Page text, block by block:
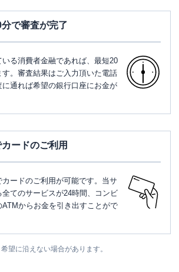
で審査が完了
る消費者金融であれば、最短20
。審査結果はご入力頂いた電話
通れば希望の銀行口座にお金が
ードのご利用
ードのご利用が可能です。当サ
てのサービスが24時間、コンビ
からお金を引き出すことがで
望に沿えない場合があります。